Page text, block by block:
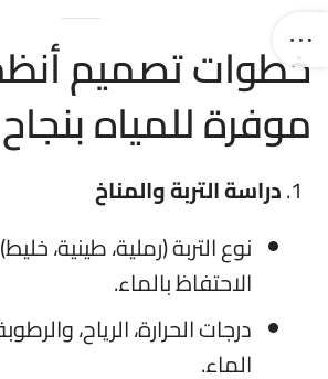
خطوات تصميم
موفرة للمياه بنجاح
دراسة التربة والمناخ
نوع التربة (رملية، طينية،
الاحتفاظ بالماء.
درجات الحرارة، الرياح،
الماء.